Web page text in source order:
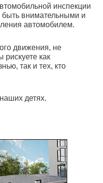
инспекции
внимательными и
автомобилем.
движения, не
рискуете как
так и тех, кто
детях.